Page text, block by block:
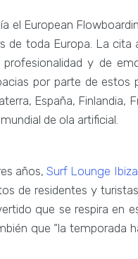
el European
de toda Europa. La
y de
por parte de estos
España, Finlandia,
de ola artificial.
años,Surf Lounge Ibiza
de residentes y
que se respira en
que “la temporada